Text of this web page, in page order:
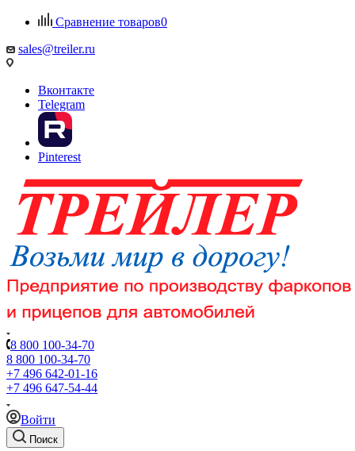
Сравнение товаров0
sales@treiler.ru
Вконтакте
Telegram
Pinterest
8 800 100-34-70
8 800 100-34-70
+7 496 642-01-16
+7 496 647-54-44
Войти
Поиск